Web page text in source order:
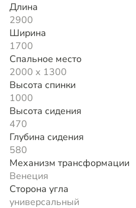
Длина
2900
Ширина
1700
Спальное место
2000 х 1300
Высота спинки
1000
Высота сидения
470
Глубина сидения
580
Механизм трансформации
Венеция
Сторона угла
универсальный